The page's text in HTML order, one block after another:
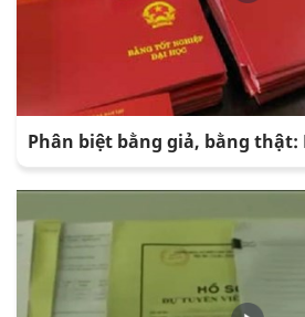
Phân biệt bằng giả, bằng